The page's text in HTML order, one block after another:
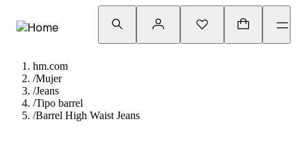
hm.com
/Mujer
/Jeans
/Tipo barrel
/Barrel High Waist Jeans